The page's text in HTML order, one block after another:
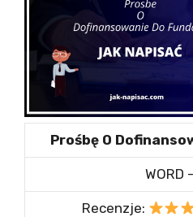
Prośbę O
WORD
Recenzje: